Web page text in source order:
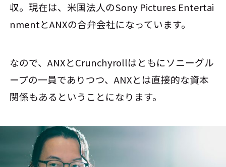
収。現在は、米国法人のSony Pictures Entertai
nmentとANXの合弁会社になっています。
なので、ANXとCrunchyrollはともにソニーグル
ープの一員でありつつ、ANXとは直接的な資本
関係もあるということになります。